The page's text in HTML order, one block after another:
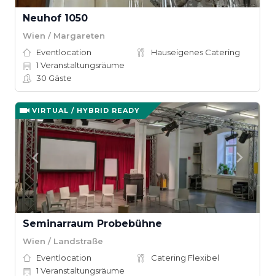
Neuhof 1050
Wien / Margareten
Eventlocation
Hauseigenes Catering
1 Veranstaltungsräume
30 Gäste
VIRTUAL / HYBRID READY
Seminarraum Probebühne
Wien / Landstraße
Eventlocation
Catering Flexibel
1 Veranstaltungsräume